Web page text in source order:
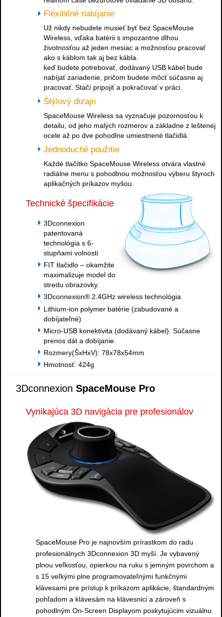
Flexibilné nabíjanie
Už nikdy nebudete musieť byť bez SpaceMouse
Wireless, vďaka batérii s impozantne dlhou
životnosťou až jeden mesiac a možnosťou pracovať
ako s káblom tak aj bez kábla.
keď budete potrebovať, dodávaný USB kábel bude
nabíjať zariadenie, pričom budete môcť súčasne aj
pracovať. Stačí pripojiť a pokračovať v práci.
Štýlový dizajn
SpaceMouse Wireless sa vyznačuje pozornosťou k
detailu, od jeho malých rozmerov a základne z leštenej
ocele až po dve pohodlne umiestnené tlačidlá.
Jednoduché použitie
Každé tlačítko SpaceMouse Wireless otvára vlastné
radiálne menu s pohodlnou možnosťou výberu štyroch
aplikačných príkazov myšou.
Technické špecifikácie
3Dconnexion
patentovaná
technológia s 6-
stupňami volnosti
FIT tlačidlo – okamžite
maximalizuje model do
stredu obrazovky.
3Dconnexion® 2.4GHz wireless technológia
Lithium-ion polymer batérie (zabudované a
dobíjateľné)
Micro-USB konektivita (dodávaný kábel). Súčasne
prenos dát a dobíjanie.
Rozmery(ŠxHxV): 78x78x54mm
Hmotnosť: 424g
3Dconnexion SpaceMouse Pro
Vynikajúca 3D navigácia pre profesionálov
SpaceMouse Pro je najnovším prírastkom do radu
profesionálnych 3Dconnexion 3D myší. Je vybavený
plnou veľkosťou, opierkou na ruku s jemným povrchom a
s 15 veľkými plne programovateľnými funkčnými
klávesami pre prístup k príkazom aplikácie, štandardným
pohľadom a klávesám na klávesnici a zároveň s
pohodlným On-Screen Displayom poskytujúcim vizuálnu